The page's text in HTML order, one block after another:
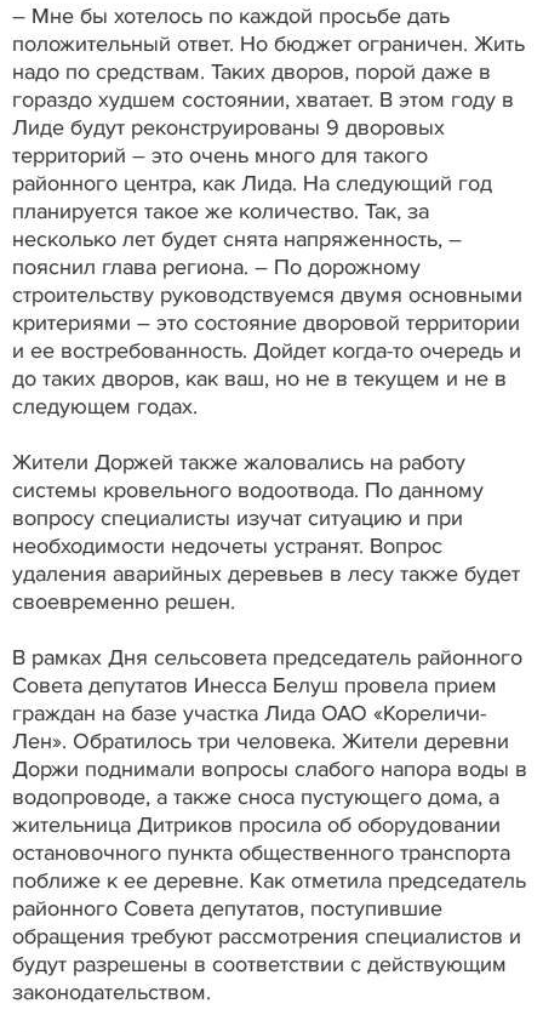
– Мне бы хотелось по каждой просьбе дать
положительный ответ. Но бюджет ограничен. Жить
надо по средствам. Таких дворов, порой даже в
гораздо худшем состоянии, хватает. В этом году в
Лиде будут реконструированы 9 дворовых
территорий – это очень много для такого
районного центра, как Лида. На следующий год
планируется такое же количество. Так, за
несколько лет будет снята напряженность, –
пояснил глава региона. – По дорожному
строительству руководствуемся двумя основными
критериями – это состояние дворовой территории
и ее востребованность. Дойдет когда-то очередь и
до таких дворов, как ваш, но не в текущем и не в
следующем годах.
Жители Доржей также жаловались на работу
системы кровельного водоотвода. По данному
вопросу специалисты изучат ситуацию и при
необходимости недочеты устранят. Вопрос
удаления аварийных деревьев в лесу также будет
своевременно решен.
В рамках Дня сельсовета председатель районного
Совета депутатов Инесса Белуш провела прием
граждан на базе участка Лида ОАО «Кореличи-
Лен». Обратилось три человека. Жители деревни
Доржи поднимали вопросы слабого напора воды в
водопроводе, а также сноса пустующего дома, а
жительница Дитриков просила об оборудовании
остановочного пункта общественного транспорта
поближе к ее деревне. Как отметила председатель
районного Совета депутатов, поступившие
обращения требуют рассмотрения специалистов и
будут разрешены в соответствии с действующим
законодательством.